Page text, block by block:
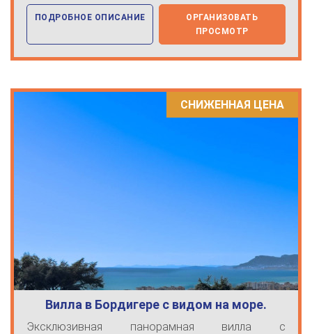
ПОДРОБНОЕ ОПИСАНИЕ
ОРГАНИЗОВАТЬ
ПРОСМОТР
СНИЖЕННАЯ ЦЕНА
Вилла в Бордигере с видом на море.
Эксклюзивная панорамная вилла с